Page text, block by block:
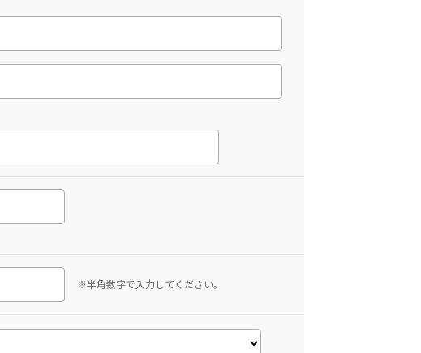
※半角数字で入力してください。